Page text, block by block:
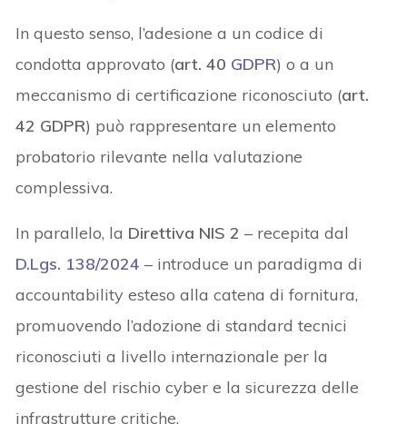
In questo senso, l’adesione a un codice di
condotta approvato (art. 40 GDPR) o a un
meccanismo di certificazione riconosciuto (art.
42 GDPR) può rappresentare un elemento
probatorio rilevante nella valutazione
complessiva.
In parallelo, la Direttiva NIS 2 – recepita dal
D.Lgs. 138/2024 – introduce un paradigma di
accountability esteso alla catena di fornitura,
promuovendo l’adozione di standard tecnici
riconosciuti a livello internazionale per la
gestione del rischio cyber e la sicurezza delle
infrastrutture critiche.